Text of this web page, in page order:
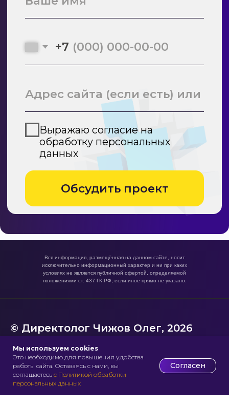
Вся информация, размещённая на данном сайте, носит
исключительно информационный характер и ни при каких
условиях не является публичной офертой, определяемой
положениями ст. 437 ГК РФ, если иное прямо не указано.
© Директолог Чижов Олег, 2026
Согласие на обработку персональных данных
Пользовательское соглашение
Мы используем cookies
Это необходимо для повышения удобства
работы сайта. Оставаясь с нами, вы
соглашаетесь с Политикой обработки
персональных данных
Согласен